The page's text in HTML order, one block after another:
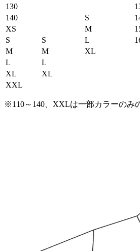
130
140
S
XS
M
S
S L
M
M XL
L
L
XL
XL
XXL
※110～140、XXLは一部カラーのみ